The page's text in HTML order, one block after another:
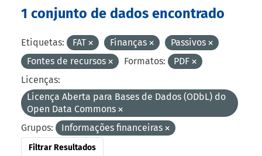
1 conjunto de dados encontrado
Etiquetas: FAT Finanças
Passivos
Fontes de recursos
Formatos:
PDF
Licenças:
Licença Aberta para Bases de Dados (ODbL) do
Open Data Commons
Grupos:
Informações financeiras
Filtrar Resultados